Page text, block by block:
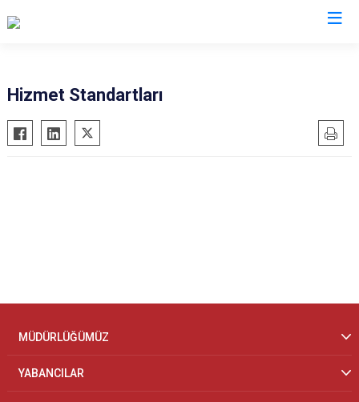
Hizmet Standartları
MÜDÜRLÜĞÜMÜZ
YABANCILAR